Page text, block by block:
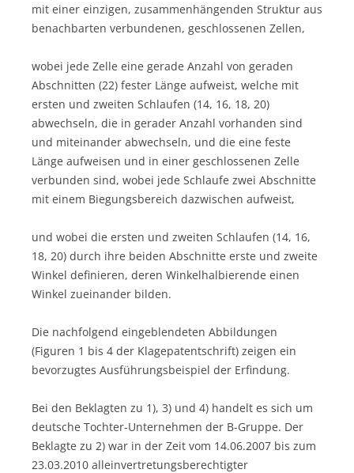
mit einer einzigen, zusammenhängenden Struktur aus
benachbarten verbundenen, geschlossenen Zellen,
wobei jede Zelle eine gerade Anzahl von geraden
Abschnitten (22) fester Länge aufweist, welche mit
ersten und zweiten Schlaufen (14, 16, 18, 20)
abwechseln, die in gerader Anzahl vorhanden sind
und miteinander abwechseln, und die eine feste
Länge aufweisen und in einer geschlossenen Zelle
verbunden sind, wobei jede Schlaufe zwei Abschnitte
mit einem Biegungsbereich dazwischen aufweist,
und wobei die ersten und zweiten Schlaufen (14, 16,
18, 20) durch ihre beiden Abschnitte erste und zweite
Winkel definieren, deren Winkelhalbierende einen
Winkel zueinander bilden.
Die nachfolgend eingeblendeten Abbildungen
(Figuren 1 bis 4 der Klagepatentschrift) zeigen ein
bevorzugtes Ausführungsbeispiel der Erfindung.
Bei den Beklagten zu 1), 3) und 4) handelt es sich um
deutsche Tochter-Unternehmen der B-Gruppe. Der
Beklagte zu 2) war in der Zeit vom 14.06.2007 bis zum
23.03.2010 alleinvertretungsberechtigter